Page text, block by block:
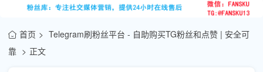
首页
Telegram刷粉丝平台 - 自助购买TG粉丝和点赞 | 安全可
靠
正文